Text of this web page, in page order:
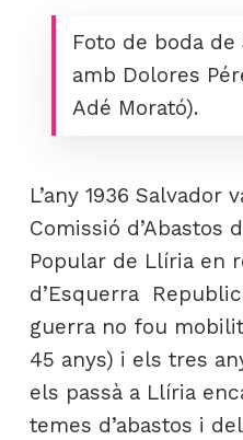
Foto de boda de
amb Dolores
Adé Morató).
L’any 1936
Comissió d’Abastos
Popular de Llíria en
d’Esquerra
guerra no fou
45 anys) i els tres
els passà a Llíria
temes d’abastos i